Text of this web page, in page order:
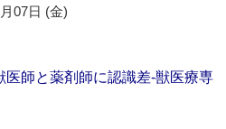
07日 (金)
医師と薬剤師に認識差‐獣医療専